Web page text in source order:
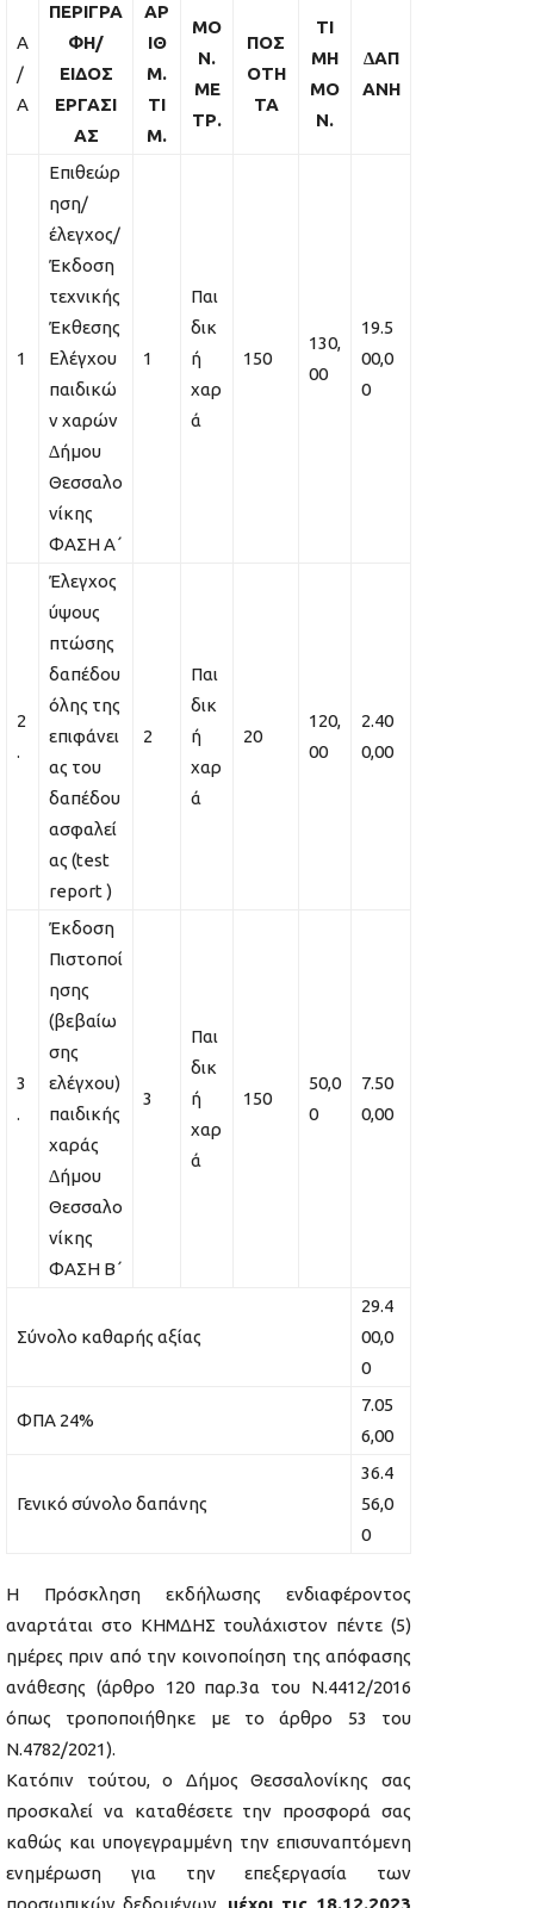
Α
/
Α
ΠΕΡΙΓΡΑ
ΦΗ/
ΕΙΔΟΣ
ΕΡΓΑΣΙ
ΑΣ
ΑΡ
ΙΘ
Μ.
ΤΙ
Μ.
ΜΟ
Ν.
ΜΕ
ΤΡ.
ΠΟΣ
ΟΤΗ
ΤΑ
ΤΙ
ΜΗ
ΜΟ
Ν.
∆ΑΠ
ΑΝΗ
1
Επιθεώρ
ηση/
έλεγχος/
Έκδοση
τεχνικής
Έκθεσης
Ελέγχου
παιδικώ
ν χαρών
∆ήµου
Θεσσαλο
νίκης
ΦΑΣΗ Α΄
1
Παι
δικ
ή
χαρ
ά
150
130,
00
19.5
00,0
0
2
.
Έλεγχος
ύψους
πτώσης
δαπέδου
όλης της
επιφάνει
ας του
δαπέδου
ασφαλεί
ας (test
report )
2
Παι
δικ
ή
χαρ
ά
20
120,
00
2.40
0,00
3
.
Έκδοση
Πιστοποί
ησης
(βεβαίω
σης
ελέγχου)
παιδικής
χαράς
∆ήµου
Θεσσαλο
νίκης
ΦΑΣΗ Β΄
3
Παι
δικ
ή
χαρ
ά
150
50,0
0
7.50
0,00
Σύνολο καθαρής αξίας
29.4
00,0
0
ΦΠΑ 24%
7.05
6,00
Γενικό σύνολο δαπάνης
36.4
56,0
0
Η Πρόσκληση εκδήλωσης ενδιαφέροντος
αναρτάται στο ΚΗΜΔΗΣ τουλάχιστον πέντε (5)
ημέρες πριν από την κοινοποίηση της απόφασης
ανάθεσης (άρθρο 120 παρ.3α του Ν.4412/2016
όπως τροποποιήθηκε με το άρθρο 53 του
Ν.4782/2021).
Κατόπιν τούτου, ο Δήμος Θεσσαλονίκης σας
προσκαλεί να καταθέσετε την προσφορά σας
καθώς και υπογεγραμμένη την επισυναπτόμενη
ενημέρωση για την επεξεργασία των
προσωπικών δεδομένων, μέχρι τις 18.12.2023